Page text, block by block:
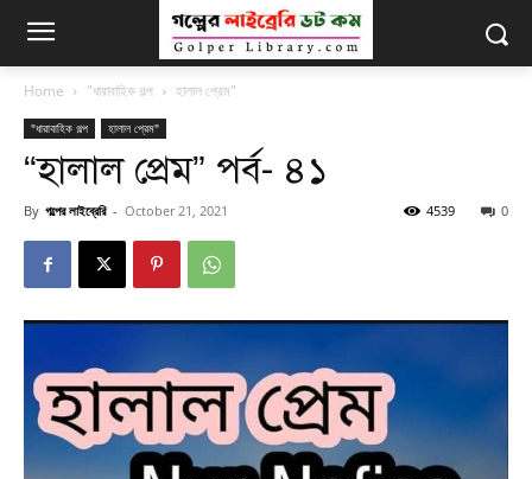
Home "ধারাবাহিক গল্প হালাল প্রেম"
"ধারাবাহিক গল্প হালাল প্রেম"
“হালাল প্রেম” পর্ব- ৪১
By গল্পের লাইব্রেরি - October 21, 2021 0
4539